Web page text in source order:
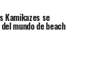
Kamikazes se
mundo de beach